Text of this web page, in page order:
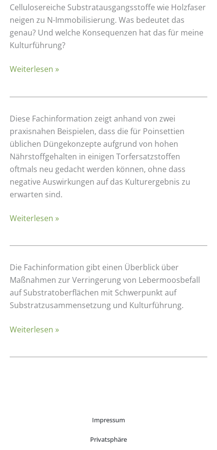
Cellulosereiche Substratausgangsstoffe wie Holzfaser
neigen zu N-Immobilisierung. Was bedeutet das
genau? Und welche Konsequenzen hat das für meine
Kulturführung?
N-
Immobilisierung
beim
Einsatz
Substratausgangsstoffe
Weiterlesen »
Diese Fachinformation zeigt anhand von zwei
praxisnahen Beispielen, dass die für Poinsettien
üblichen Düngekonzepte aufgrund von hohen
Nährstoffgehalten in einigen Torfersatzstoffen
oftmals neu gedacht werden können, ohne dass
negative Auswirkungen auf das Kulturergebnis zu
erwarten sind.
Gelten
die
gängigen
Düngekonzepte
für
Poinsettien
auch
torfreduzierten
Weiterlesen »
Die Fachinformation gibt einen Überblick über
Maßnahmen zur Verringerung von Lebermoosbefall
auf Substratoberflächen mit Schwerpunkt auf
Substratzusammensetzung und Kulturführung.
Einfluss
von
Substraten
auf
Wachstum
Lebermoos
Weiterlesen »
Impressum
Privatsphäre